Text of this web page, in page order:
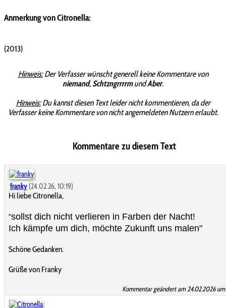
Anmerkung von Citronella:
(2013)
Hinweis:Der Verfasser wünscht generell keine Kommentare von
niemand, SchtzngrrrrmundAber.
Hinweis:Du kannst diesen Text leider nicht kommentieren, da der
Verfasser keine Kommentare von nicht angemeldeten Nutzern erlaubt.
Kommentare zu diesem Text
franky (24.02.26, 10:19)
Hi liebe Citronella,
"sollst dich nicht verlieren in Farben der Nacht!
Ich kämpfe um dich, möchte Zukunft uns malen"
Schöne Gedanken.
Grüße von Franky
Kommentar geändert am 24.02.2026 um